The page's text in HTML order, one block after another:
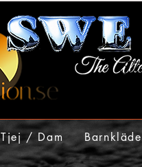
Tjej / Dam